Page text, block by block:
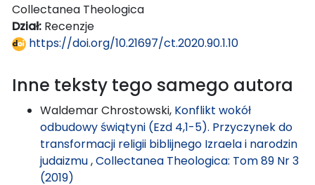
Collectanea Theologica
Dział: Recenzje
https://doi.org/10.21697/ct.2020.90.1.10
Inne teksty tego samego autora
Waldemar Chrostowski, Konflikt wokół
odbudowy świątyni (Ezd 4,1-5). Przyczynek do
transformacji religii biblijnego Izraela i narodzin
judaizmu,Collectanea Theologica: Tom 89 Nr 3
(2019)